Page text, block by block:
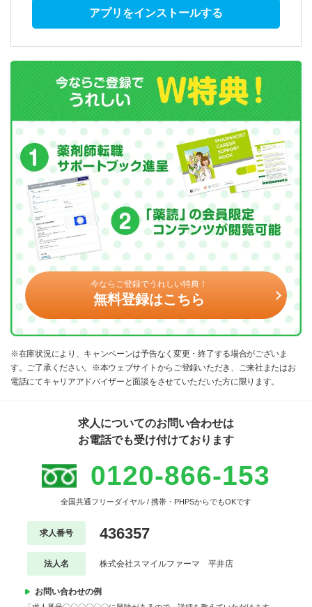
アプリをインストールする
今ならご登録でうれしい特典！
無料登録はこちら
※在庫状況により、キャンペーンは予告なく変更・終了する場合がございま
す。ご了承ください。※本ウェブサイトからご登録いただき、ご来社またはお
電話にてキャリアアドバイザーと面談をさせていただいた方に限ります。
求人についてのお問い合わせは
お電話でも受け付けております
0120-866-153
全国共通フリーダイヤル / 携帯・PHPSからでもOKです
求人番号 436357
法人名 株式会社スマイルファーマ 平井店
お問い合わせの例